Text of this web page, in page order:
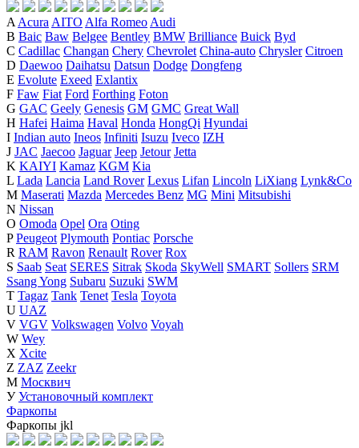
A Acura AITO Alfa Romeo Audi
B Baic Baw Belgee Bentley BMW Brilliance Buick Byd
C Cadillac Changan Chery Chevrolet China-auto Chrysler Citroen
D Daewoo Daihatsu Datsun Dodge Dongfeng
E Evolute Exeed Exlantix
F Faw Fiat Ford Forthing Foton
G GAC Geely Genesis GM GMC Great Wall
H Hafei Haima Haval Honda HongQi Hyundai
I Indian auto Ineos Infiniti Isuzu Iveco IZH
J JAC Jaecoo Jaguar Jeep Jetour Jetta
K KAIYI Kamaz KGM Kia
L Lada Lancia Land Rover Lexus Lifan Lincoln LiXiang Lynk&Co
M Maserati Mazda Mercedes Benz MG Mini Mitsubishi
N Nissan
O Omoda Opel Ora Oting
P Peugeot Plymouth Pontiac Porsche
R RAM Ravon Renault Rover Rox
S Saab Seat SERES Sitrak Skoda SkyWell SMART Sollers SRM
Ssang Yong Subaru Suzuki SWM
T Tagaz Tank Tenet Tesla Toyota
U UAZ
V VGV Volkswagen Volvo Voyah
W Wey
X Xcite
Z ZAZ Zeekr
М Москвич
У Установочный комплект
Фаркопы
Фаркопы jkl